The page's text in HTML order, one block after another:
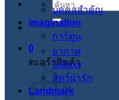
ค้นหา:
0
ตะกร้าสินค้า
บุคคลสำคัญ
imagination
การ์ตูน
อวกาศ
Galaxy
สัตว์น่ารัก
Landmark